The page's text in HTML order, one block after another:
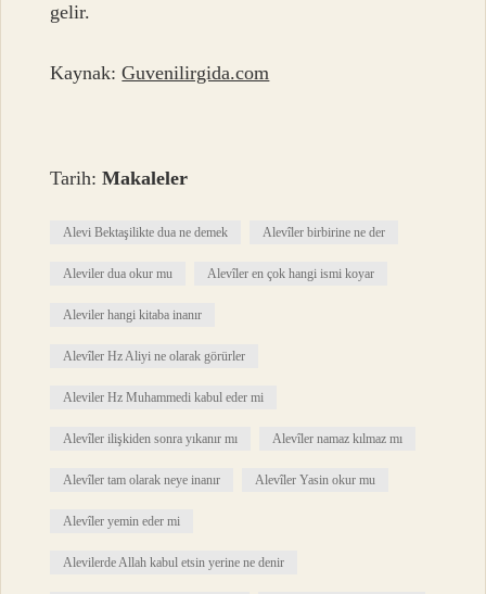
gelir.
Kaynak:Guvenilirgida.com
Tarih:Makaleler
Alevi Bektaşilikte dua ne demek Alevîler birbirine ne der
Aleviler dua okur mu Alevîler en çok hangi ismi koyar
Aleviler hangi kitaba inanır
Alevîler Hz Aliyi ne olarak görürler
Aleviler Hz Muhammedi kabul eder mi
Alevîler ilişkiden sonra yıkanır mı Alevîler namaz kılmaz mı
Alevîler tam olarak neye inanır Alevîler Yasin okur mu
Alevîler yemin eder mi
Alevilerde Allah kabul etsin yerine ne denir